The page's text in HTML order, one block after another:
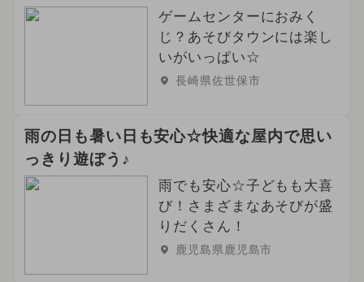
ゲームセンターにおみく
じ？あそびタウンには楽し
いがいっぱい☆
長崎県佐世保市
雨の日も暑い日も安心☆快適な屋内で思い
っきり遊ぼう♪
雨でも安心☆子どもも大喜
び！さまざまなあそびが盛
りだくさん！
鹿児島県鹿児島市